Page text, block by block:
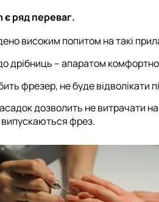
є ряд переваг.
високим попитом на такі
дрібниць – апаратом
фрезер, не буде відволікати
дозволить не витрачати
випускаються фрез.